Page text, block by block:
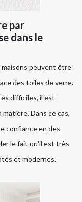
par
dans le
maisons peuvent être
des toiles de verre.
difficiles, il est
Dans ce cas,
confiance en des
le fait qu'il est très
et modernes.